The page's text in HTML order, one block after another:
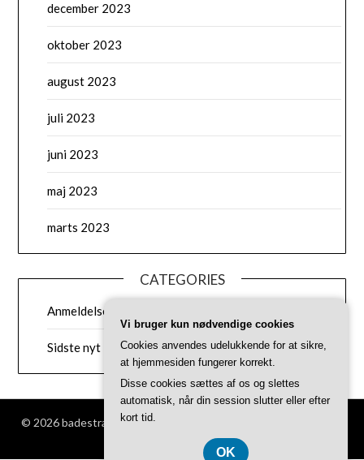
december 2023
oktober 2023
august 2023
juli 2023
juni 2023
maj 2023
marts 2023
CATEGORIES
Anmeldelser af badestrande
Sidste nyt
© 2026 badestrand.dk| Powered by
Vi bruger kun nødvendige cookies
Cookies anvendes udelukkende for at sikre,
at hjemmesiden fungerer korrekt.
Disse cookies sættes af os og slettes
automatisk, når din session slutter eller efter
kort tid.
OK